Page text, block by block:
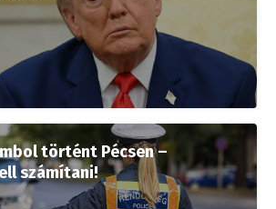
történt Pécsen –
számítani!